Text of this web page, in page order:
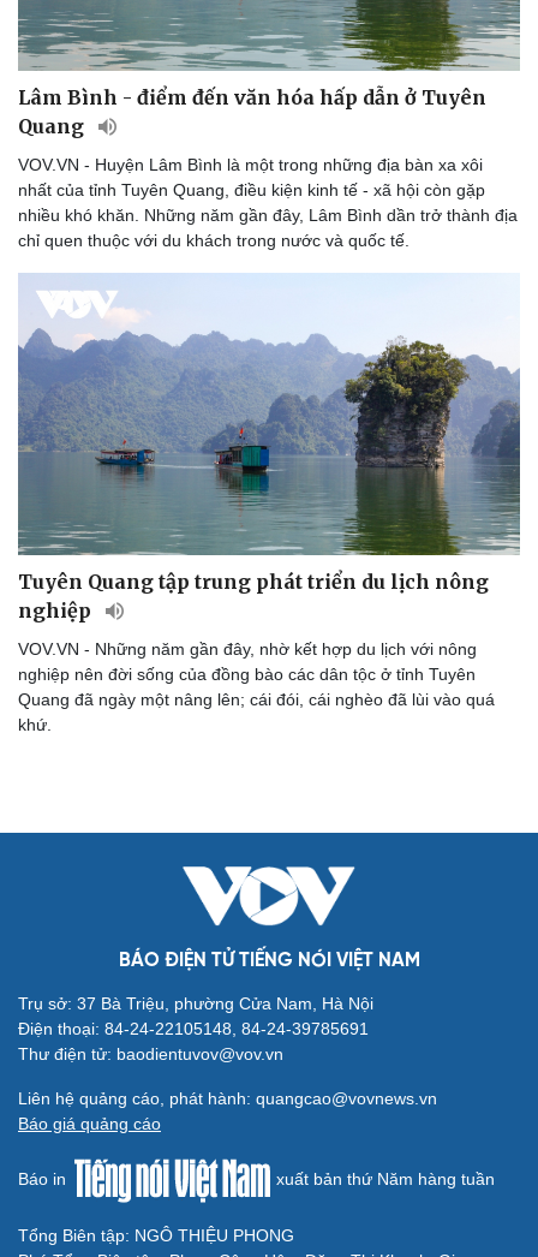
Lâm Bình - điểm đến văn hóa hấp dẫn ở Tuyên
Quang
VOV.VN - Huyện Lâm Bình là một trong những địa bàn xa xôi
nhất của tỉnh Tuyên Quang, điều kiện kinh tế - xã hội còn gặp
nhiều khó khăn. Những năm gần đây, Lâm Bình dần trở thành địa
chỉ quen thuộc với du khách trong nước và quốc tế.
Tuyên Quang tập trung phát triển du lịch nông
nghiệp
VOV.VN - Những năm gần đây, nhờ kết hợp du lịch với nông
nghiệp nên đời sống của đồng bào các dân tộc ở tỉnh Tuyên
Quang đã ngày một nâng lên; cái đói, cái nghèo đã lùi vào quá
khứ.
BÁO ĐIỆN TỬ TIẾNG NÓI VIỆT NAM
Trụ sở: 37 Bà Triệu, phường Cửa Nam, Hà Nội
Điện thoại: 84-24-22105148, 84-24-39785691
Thư điện tử: baodientuvov@vov.vn
Liên hệ quảng cáo, phát hành: quangcao@vovnews.vn
Báo giá quảng cáo
Báo in xuất bản thứ Năm hàng tuần
Tổng Biên tập: NGÔ THIỆU PHONG